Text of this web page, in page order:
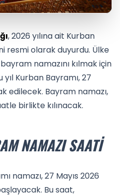
, 2026 yılına ait Kurban
resmi olarak duyurdu. Ülke
namazını kılmak için
Kurban Bayramı, 27
edilecek. Bayram namazı,
birlikte kılınacak.
NAMAZI SAATI
namazı, 27 Mayıs 2026
Bu saat,